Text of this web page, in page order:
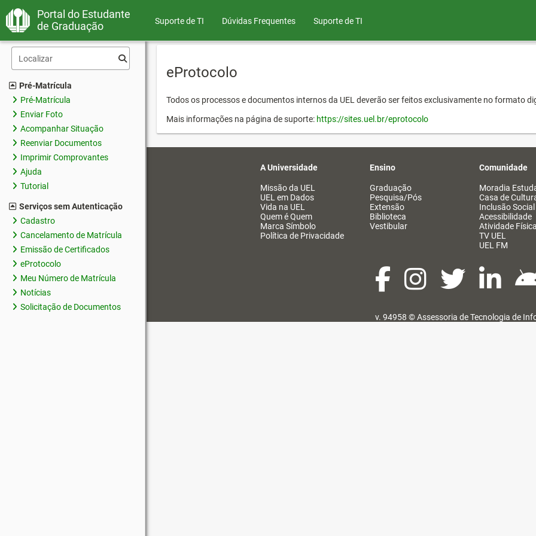
Portal do Estudante
de Graduação
Suporte de TI Dúvidas Frequentes Suporte de TI
Pré-Matrícula
Pré-Matrícula
Enviar Foto
Acompanhar Situação
Reenviar Documentos
Imprimir Comprovantes
Ajuda
Tutorial
Serviços sem Autenticação
Cadastro
Cancelamento de Matrícula
Emissão de Certificados
eProtocolo
Meu Número de Matrícula
Notícias
Solicitação de Documentos
eProtocolo
Todos os processos e documentos internos da UEL deverão ser feitos exclusivamente no formato
Mais informações na página de suporte: https://sites.uel.br/eprotocolo
A Universidade
Missão da UEL
UEL em Dados
Vida na UEL
Quem é Quem
Marca Símbolo
Política de Privacidade
Ensino
Graduação
Pesquisa/Pós
Extensão
Biblioteca
Vestibular
Comunidade
Moradia
Casa de
Inclusão Social
Acessibilidade
Atividade Física
TV UEL
UEL FM
v. 94958 ©Assessoria de Tecnologia de